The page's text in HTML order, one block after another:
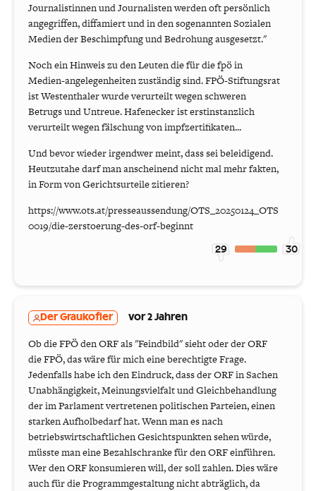
Journalistinnen und Journalisten werden oft persönlich
angegriffen, diffamiert und in den sogenannten Sozialen
Medien der Beschimpfung und Bedrohung ausgesetzt."
Noch ein Hinweis zu den Leuten die für die fpö in
Medien-angelegenheiten zuständig sind. FPÖ-Stiftungsrat
ist Westenthaler wurde verurteilt wegen schweren
Betrugs und Untreue. Hafenecker ist erstinstanzlich
verurteilt wegen fälschung von impfzertifikaten...
Und bevor wieder irgendwer meint, dass sei beleidigend.
Heutzutahe darf man anscheinend nicht mal mehr fakten,
in Form von Gerichtsurteile zitieren?
https://www.ots.at/presseaussendung/OTS_20250124_OTS
0019/die-zerstoerung-des-orf-beginnt
29 30
Der Graukofler vor 2 Jahren
Ob die FPÖ den ORF als "Feindbild" sieht oder der ORF
die FPÖ, das wäre für mich eine berechtigte Frage.
Jedenfalls habe ich den Eindruck, dass der ORF in Sachen
Unabhängigkeit, Meinungsvielfalt und Gleichbehandlung
der im Parlament vertretenen politischen Parteien, einen
starken Aufholbedarf hat. Wenn man es nach
betriebswirtschaftlichen Gesichtspunkten sehen würde,
müsste man eine Bezahlschranke für den ORF einführen.
Wer den ORF konsumieren will, der soll zahlen. Dies wäre
auch für die Programmgestaltung nicht abträglich, da